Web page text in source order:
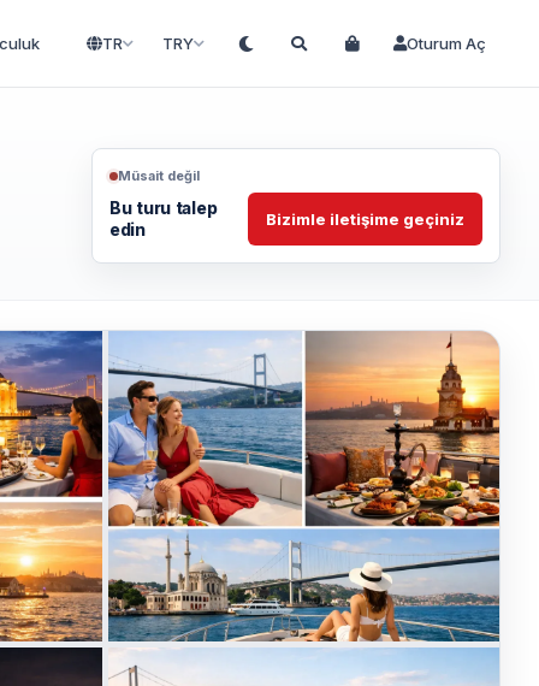
TR TRY Oturum Aç
Müsait değil
Bu turu talep
edin
Bizimle iletişime geçiniz